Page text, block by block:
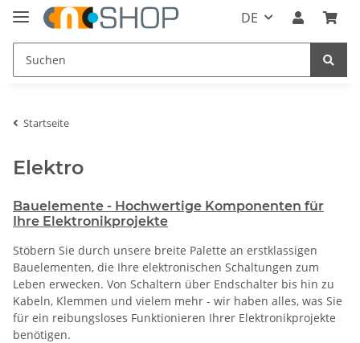
DE
Startseite
Elektro
Bauelemente - Hochwertige Komponenten für
Ihre Elektronikprojekte
Stöbern Sie durch unsere breite Palette an erstklassigen
Bauelementen, die Ihre elektronischen Schaltungen zum
Leben erwecken. Von Schaltern über Endschalter bis hin zu
Kabeln, Klemmen und vielem mehr - wir haben alles, was Sie
für ein reibungsloses Funktionieren Ihrer Elektronikprojekte
benötigen.